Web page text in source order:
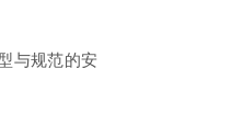
与规范的安